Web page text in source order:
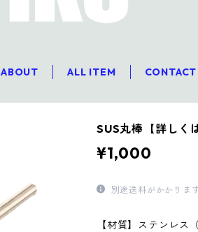
ABOUT ALL ITEM CONTACT
SUS丸棒【詳しく
¥1,000
別途送料がかかりま
【材質】ステンレス